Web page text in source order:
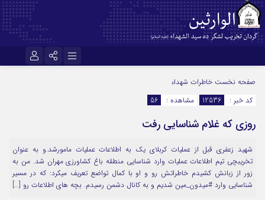
اینستاگرام
سروش
آپارات
رمز عبور
مرا به خاطر بسپار
صفحه نخست خاطرات شهداء
کد خبر :
12536 مشاهده : 56
روزی که غلام شناسایی رفت
شهید زعفری قبل از عملیات کربلای یک به اطلاعات عملیات مامورشد.و به عنوان
تخریبچی تیم اطلاعات عملیات وارد شناسایی منطقه باغ کشاورزی مهران شد. من به
زور از زبانش کشیدم خاطراتش رو و او با کمال تواضع تعریف میکرد: که در مسیر
شناسایی وارد #میدون_مین شدیم و به کانال دشمن رسیدم. بچه های اطلاعات رو […]